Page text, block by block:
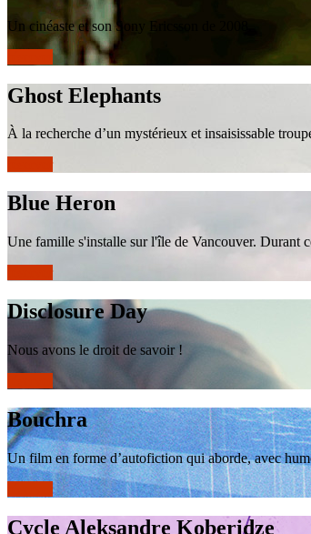
Un cinéaste et son Sony Ericsson de 2008.
Ghost Elephants
À la recherche d’un mystérieux et insaisissable
Blue Heron
Une famille s'installe sur l'île de Vancouver. Durant
Disclosure Day
Nous avons le droit de savoir !
Bouchra
Un film en forme d’autofiction qui aborde, avec
Cycle Aleksandre Koberidze